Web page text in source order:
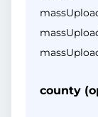
county